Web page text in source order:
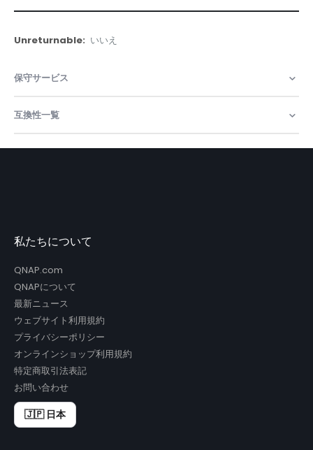
そ
の
情
報
いいえ
保守サービス
互換性一覧
私たちについて
QNAP.com
QNAPについて
最新ニュース
ウェブサイト利用規約
プライバシーポリシー
オンラインショップ利用規約
特定商取引法表記
お問い合わせ
🇯🇵 日本